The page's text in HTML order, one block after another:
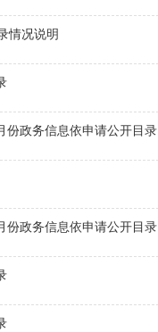
情况说明
份政务信息依申请公开目录
份政务信息依申请公开目录